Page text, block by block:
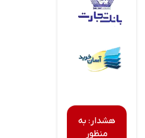
هشدار: به
منظور